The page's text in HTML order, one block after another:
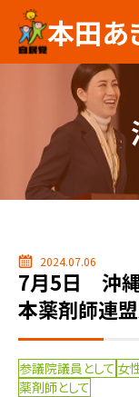
本田あ
2024.07.06
7月5日 沖縄
本薬剤師連
参議院議員として 女
薬剤師として